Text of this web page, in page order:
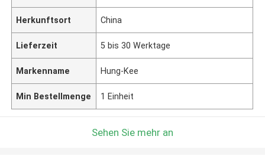
Herkunftsort China
Lieferzeit 5 bis 30 Werktage
Markenname Hung-Kee
Min Bestellmenge 1 Einheit
Sehen Sie mehr an